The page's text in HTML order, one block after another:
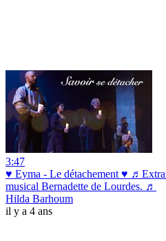
3:47
♥ Eyma - Le détachement ♥
musical Bernadette de Lourdes. ♬
Hilda Barhoum
il y a 4 ans